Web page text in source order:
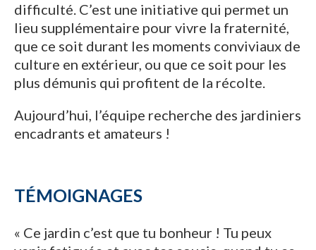
difficulté. C’est une initiative qui permet un
lieu supplémentaire pour vivre la fraternité,
que ce soit durant les moments conviviaux de
culture en extérieur, ou que ce soit pour les
plus démunis qui profitent de la récolte.
Aujourd’hui, l’équipe recherche des jardiniers
encadrants et amateurs !
TÉMOIGNAGES
« Ce jardin c’est que tu bonheur ! Tu peux